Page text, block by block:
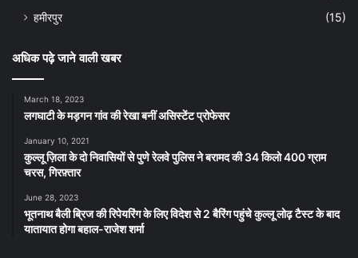
हमीरपुर
(15)
अधिक पढ़े जाने वाली खबर
March 18, 2023
लगघाटी के मड़गन गांव की रेखा बनीं असिस्टेंट प्रोफेसर
January 10, 2021
कुल्लू ज़िला के दो निवासियों से पुणे रेलवे पुलिस ने बरामद की 34 किलो 400 ग्राम
चरस, गिरफ़्तार
June 28, 2023
भूतनाथ बैली ब्रिज की रिपेयरिंग के लिए विदेश से 2 बैरिंग पहुंचे कुल्लू लोढ़ टैस्ट के बाद
यातायात होगा बहाल-राजेश शर्मा